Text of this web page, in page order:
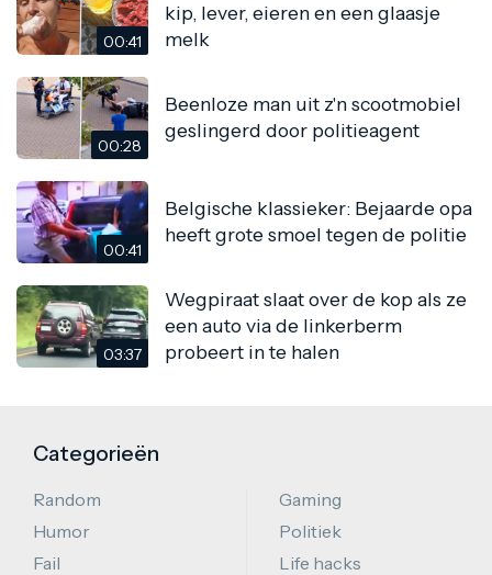
00:41
kip, lever, eieren en een glaasje
melk
00:28
Beenloze man uit z'n scootmobiel
geslingerd door politieagent
00:41
Belgische klassieker: Bejaarde opa
heeft grote smoel tegen de politie
03:37
Wegpiraat slaat over de kop als ze
een auto via de linkerberm
probeert in te halen
Categorieën
Random
Humor
Fail
Gaming
Politiek
Life hacks